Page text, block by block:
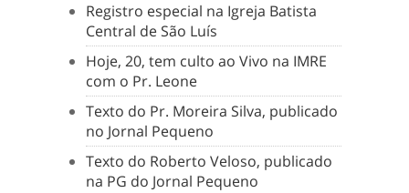
Registro especial na Igreja Batista
Central de São Luís
Hoje, 20, tem culto ao Vivo na IMRE
com o Pr. Leone
Texto do Pr. Moreira Silva, publicado
no Jornal Pequeno
Texto do Roberto Veloso, publicado
na PG do Jornal Pequeno